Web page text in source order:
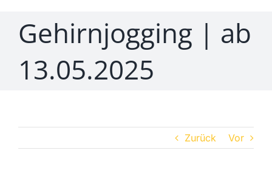
Gehirnjogging | ab
13.05.2025
Zurück Vor